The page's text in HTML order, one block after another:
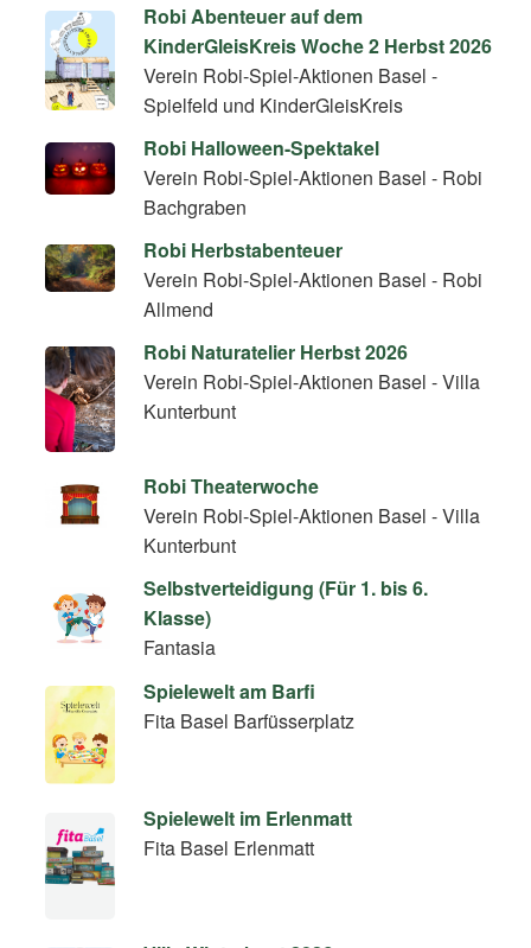
Robi Abenteuer auf dem
KinderGleisKreis Woche 2 Herbst 2026
Verein Robi-Spiel-Aktionen Basel -
Spielfeld und KinderGleisKreis
Robi Halloween-Spektakel
Verein Robi-Spiel-Aktionen Basel - Robi
Bachgraben
Robi Herbstabenteuer
Verein Robi-Spiel-Aktionen Basel - Robi
Allmend
Robi Naturatelier Herbst 2026
Verein Robi-Spiel-Aktionen Basel - Villa
Kunterbunt
Robi Theaterwoche
Verein Robi-Spiel-Aktionen Basel - Villa
Kunterbunt
Selbstverteidigung (Für 1. bis 6.
Klasse)
Fantasia
Spielewelt am Barfi
Fita Basel Barfüsserplatz
Spielewelt im Erlenmatt
Fita Basel Erlenmatt